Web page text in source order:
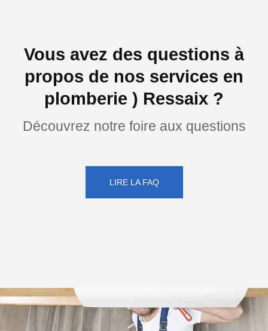
Vous avez des questions à
propos de nos services en
plomberie ) Ressaix ?
Découvrez notre foire aux questions
LIRE LA FAQ